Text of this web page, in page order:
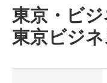
東京・ビ
東京ビジ